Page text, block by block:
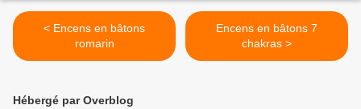
< Encens en bâtons
romarin
Encens en bâtons 7
chakras >
Hébergé par Overblog